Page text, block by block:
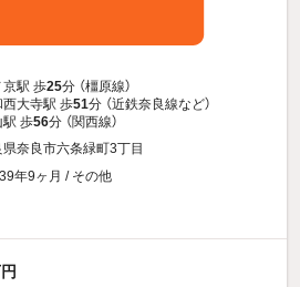
京駅 歩25分 （橿原線）
西大寺駅 歩51分 （近鉄奈良線など）
駅 歩56分 （関西線）
県奈良市六条緑町3丁目
年9ヶ月 / その他